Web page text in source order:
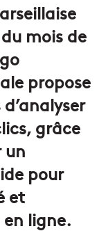
mois de
propose
grâce
un
pour
et
ligne.